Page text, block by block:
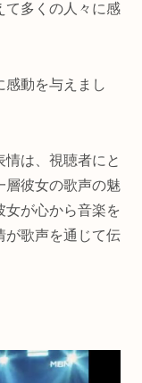
て多くの人々に感
感動を与えまし
は、視聴者にと
層彼女の歌声の魅
女が心から音楽を
が歌声を通じて伝